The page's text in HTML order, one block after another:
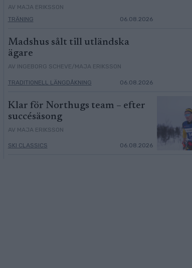
AV MAJA ERIKSSON
TRÄNING
06.08.2026
Madshus sålt till utländska
ägare
AV INGEBORG SCHEVE/MAJA ERIKSSON
TRADITIONELL LÄNGDÅKNING 06.08.2026
Klar för Northugs team – efter
succésäsong
AV MAJA ERIKSSON
SKI CLASSICS 06.08.2026